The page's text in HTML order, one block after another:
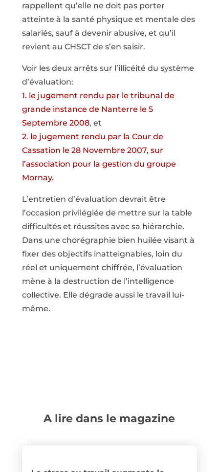
rappellent qu’elle ne doit pas porter
atteinte à la santé physique et mentale des
salariés, sauf à devenir abusive, et qu’il
revient au CHSCT de s’en saisir.
Voir les deux arrêts sur l’illicéité du système
d’évaluation:
1. le jugement rendu par le tribunal de
grande instance de Nanterre le 5
Septembre 2008, et
2. le jugement rendu par la Cour de
Cassation le 28 Novembre 2007, sur
l’association pour la gestion du groupe
Mornay.
L’entretien d’évaluation devrait être
l’occasion privilégiée de mettre sur la table
difficultés et réussites avec sa hiérarchie.
Dans une chorégraphie bien huilée visant à
fixer des objectifs inatteignables, loin du
réel et uniquement chiffrée, l’évaluation
mène à la destruction de l’intelligence
collective. Elle dégrade aussi le travail lui-
même.
A lire dans le magazine